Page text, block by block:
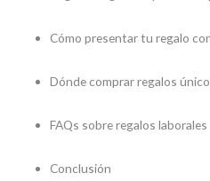
Cómo presentar tu regalo
Dónde comprar regalos
FAQs sobre regalos laborales
Conclusión